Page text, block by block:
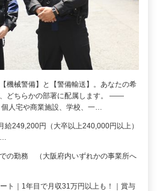
機械警備】と【警備輸送】。あなたの希
どちらかの部署に配属します。 ――
人宅や商業施設、学校、一…
給249,200円（大卒以上240,000円以上）
の勤務 （大阪府内いずれかの事業所へ
ト｜1年目で月収31万円以上も！｜賞与